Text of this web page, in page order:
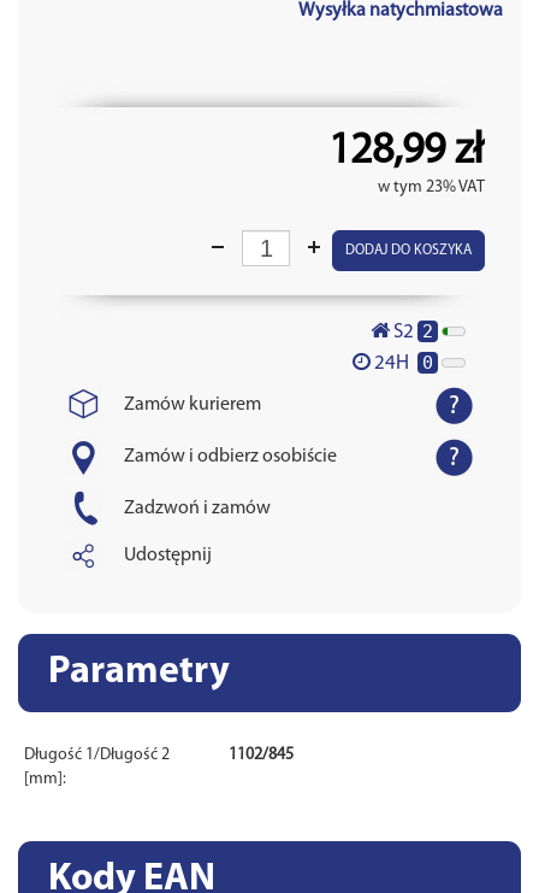
Wysyłka natychmiastowa
128,99 zł
w tym 23% VAT
DODAJ DO KOSZYKA
S2 2
24H 0
Zamów kurierem
Zamów i odbierz osobiście
Zadzwoń i zamów
Udostępnij
Parametry
Długość 1/Długość 2
[mm]:
1102/845
Kody EAN